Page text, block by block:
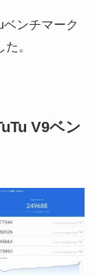
ンチマーク
。
V9ベン